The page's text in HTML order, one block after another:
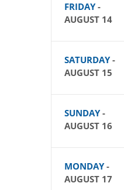
FRIDAY-
AUGUST 14
SATURDAY-
AUGUST 15
SUNDAY-
AUGUST 16
MONDAY-
AUGUST 17